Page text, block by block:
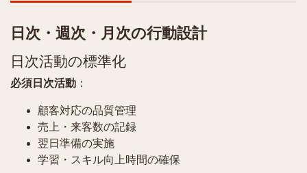
日次・週次・月次の行動設計
日次活動の標準化
必須日次活動 ：
顧客対応の品質管理
売上・来客数の記録
翌日準備の実施
学習・スキル向上時間の確保